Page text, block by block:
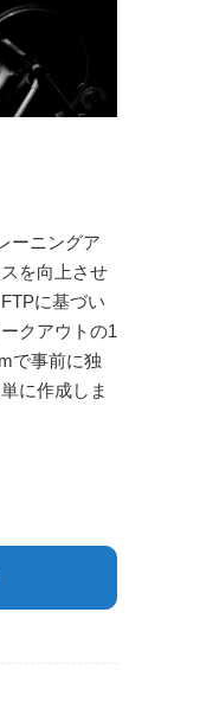
ーニングア
を向上させ
に基づい
クアウトの1
で事前に独
に作成しま